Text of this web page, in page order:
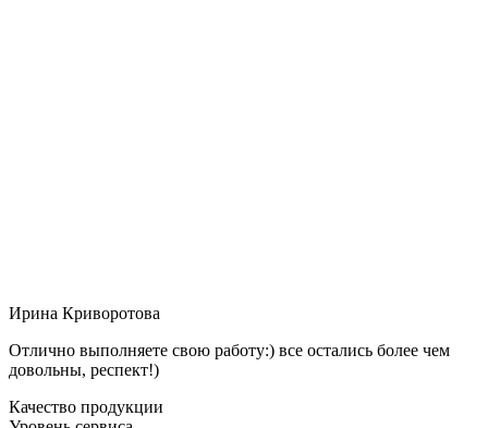
Ирина Криворотова
Отлично выполняете свою работу:) все остались более чем
довольны, респект!)
Качество продукции